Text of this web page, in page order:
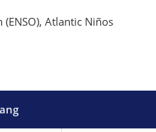
Atlantic Niños